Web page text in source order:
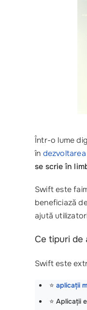
Într-o lume
în
se scrie în
Swift este
beneficiază
ajută
Ce tipuri de
Swift este
⭐ aplicații
⭐ Aplicații